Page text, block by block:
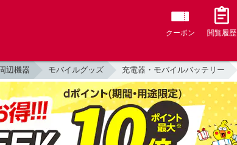
クーポン 閲覧履歴
辺機器 モバイルグッズ 充電器・モバイルバッテリー